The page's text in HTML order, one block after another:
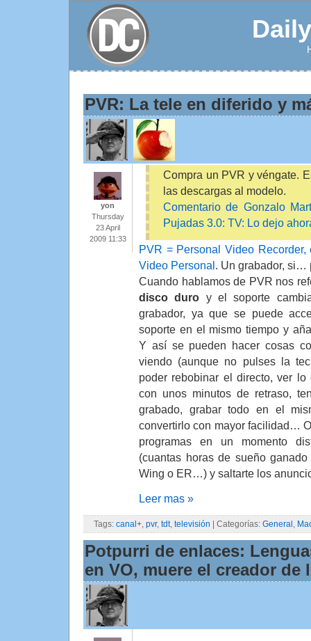
PVR: La tele en diferido y
yon
Thursday
23 April
2009 11:33
Compra un PVR y véngate.
las descargas al modelo.
Comentario de Gonzalo
Pujadas 3.0: TV: Lo dejo
PVR = Personal Video
Video Personal. Un grabador, si…
Cuando hablamos de PVR nos
disco duro y el soporte
grabador, ya que se puede
soporte en el mismo tiempo y
Y así se pueden hacer cosas
viendo (aunque no pulses la
poder rebobinar el directo, ver
con unos minutos de retraso,
grabado, grabar todo en el
convertirlo con mayor facilidad…
programas en un momento
(cuantas horas de sueño
Wing o ER…) y saltarte los
Leer mas »
Tags: canal+, pvr, tdt, televisión | Categorías: General ,
Potpurri de enlaces:
en VO, muere el creador de